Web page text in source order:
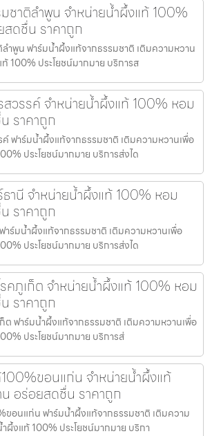
ชาติลำพูน จำหน่ายน้ำผึ้งแท้ 100%
ดชื่น ราคาถูก
ำพูน ฟาร์มน้ำผึ้งแท้จากธรรมชาติ เติมความหวาน
100% ประโยชน์มากมาย บริการส
วรรค์ จำหน่ายน้ำผึ้งแท้ 100% หอม
ราคาถูก
ฟาร์มน้ำผึ้งแท้จากธรรมชาติ เติมความหวานเพื่อ
ประโยชน์มากมาย บริการส่งได
านี จำหน่ายน้ำผึ้งแท้ 100% หอม
ราคาถูก
าร์มน้ำผึ้งแท้จากธรรมชาติ เติมความหวานเพื่อ
ประโยชน์มากมาย บริการส่งได
คภูเก็ต จำหน่ายน้ำผึ้งแท้ 100% หอม
ราคาถูก
ต ฟาร์มน้ำผึ้งแท้จากธรรมชาติ เติมความหวานเพื่อ
ประโยชน์มากมาย บริการส่
ขอนแก่น จำหน่ายน้ำผึ้งแท้
อร่อยสดชื่น ราคาถูก
ขอนแก่น ฟาร์มน้ำผึ้งแท้จากธรรมชาติ เติมความ
ผึ้งแท้ 100% ประโยชน์มากมาย บริกา